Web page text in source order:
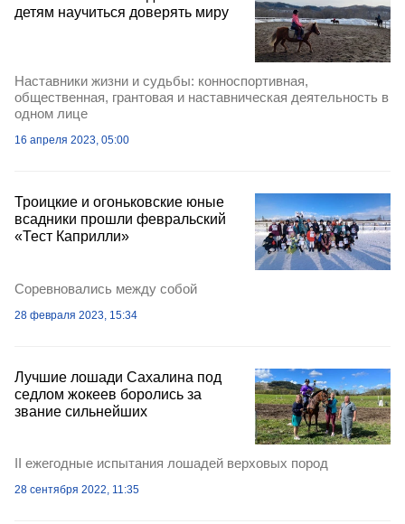
детям научиться доверять миру
Наставники жизни и судьбы: конноспортивная,
общественная, грантовая и наставническая деятельность в
одном лице
16 апреля 2023, 05:00
Троицкие и огоньковские юные
всадники прошли февральский
«Тест Каприлли»
Соревновались между собой
28 февраля 2023, 15:34
Лучшие лошади Сахалина под
седлом жокеев боролись за
звание сильнейших
II ежегодные испытания лошадей верховых пород
28 сентября 2022, 11:35